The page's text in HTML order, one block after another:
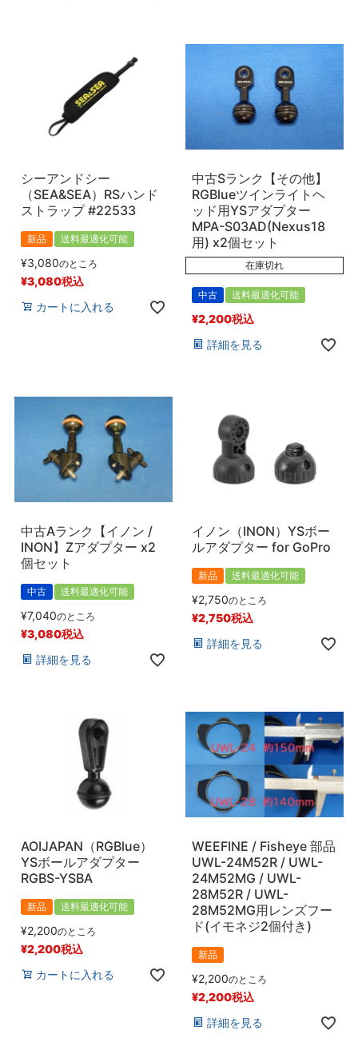
シーアンドシー
（SEA&SEA）RSハンド
ストラップ #22533
新品 送料最適化可能
¥3,080のところ
¥3,080税込
カートに入れる
中古Sランク【その他】
RGBlueツインライトヘ
ッド用YSアダプター
MPA-S03AD(Nexus18
用) x2個セット
在庫切れ
中古 送料最適化可能
¥2,200税込
詳細を見る
中古Aランク【イノン /
INON】Zアダプター x2
個セット
中古 送料最適化可能
¥7,040のところ
¥3,080税込
詳細を見る
イノン（INON）YSボー
ルアダプター for GoPro
新品 送料最適化可能
¥2,750のところ
¥2,750税込
詳細を見る
AOIJAPAN（RGBlue）
YSボールアダプター
RGBS-YSBA
新品 送料最適化可能
¥2,200のところ
¥2,200税込
カートに入れる
WEEFINE / Fisheye 部品
UWL-24M52R / UWL-
24M52MG / UWL-
28M52R / UWL-
28M52MG用レンズフー
ド(イモネジ2個付き)
新品
¥2,200のところ
¥2,200税込
詳細を見る